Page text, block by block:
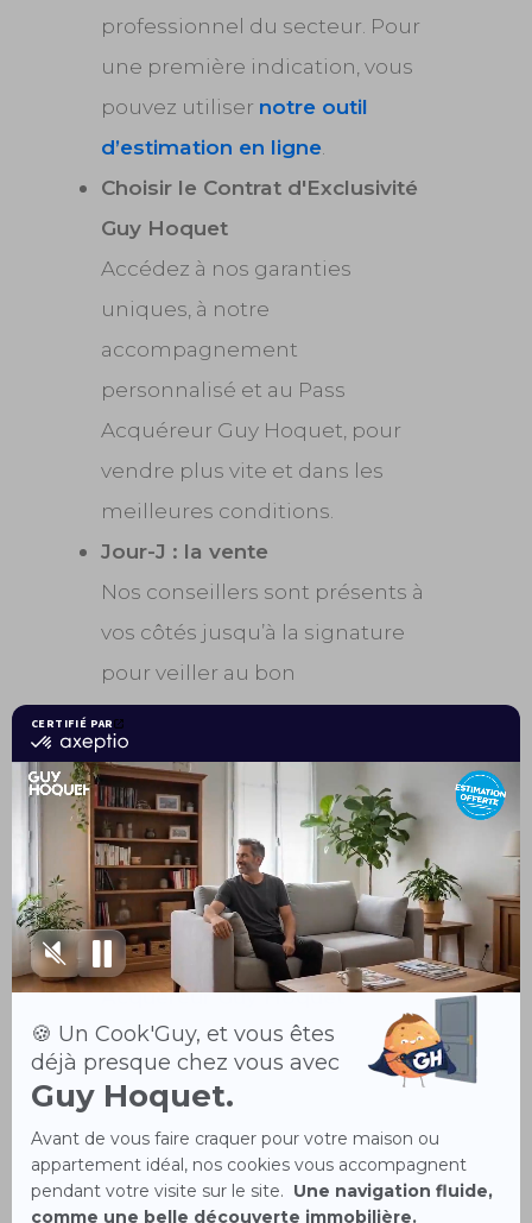
professionnel du secteur. Pour
une première indication, vous
pouvez utiliser notre outil
d’estimation en ligne
Choisir le Contrat d'Exclusivité
Guy Hoquet
Accédez à nos garanties
uniques, à notre
accompagnement
personnalisé et au Pass
Acquéreur Guy Hoquet, pour
vendre plus vite et dans les
meilleures conditions.
Jour-J : la vente
Nos conseillers sont présents à
vos côtés jusqu’à la signature
pour veiller au bon
déroulement de cette étape
clé.
Pour Résumer
Avec leContrat d’Exclusivité
Guy Hoquet
et lePass
Acquéreur Guy Hoquet, vous
bénéficiez d’un
accompagnement complet,
d’acheteurs qualifiés et de
garanties uniques pourvendre
votre bien en toute sérénité.